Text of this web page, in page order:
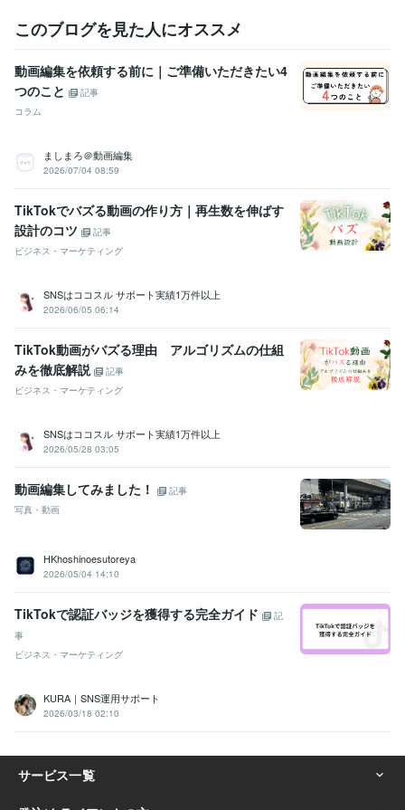
このブログを見た人にオススメ
動画編集を依頼する前に｜ご準備いただきたい4
つのこと
記事
コラム
ましまろ＠動画編集
2026/07/04 08:59
TikTokでバズる動画の作り方｜再生数を伸ばす
設計のコツ
記事
ビジネス・マーケティング
SNSはココスル サポート実績1万件以上
2026/06/05 06:14
TikTok動画がバズる理由 アルゴリズムの仕組
みを徹底解説
記事
ビジネス・マーケティング
SNSはココスル サポート実績1万件以上
2026/05/28 03:05
動画編集してみました！
記事
写真・動画
HKhoshinoesutoreya
2026/05/04 14:10
TikTokで認証バッジを獲得する完全ガイド
記
事
ビジネス・マーケティング
KURA｜SNS運用サポート
2026/03/18 02:10